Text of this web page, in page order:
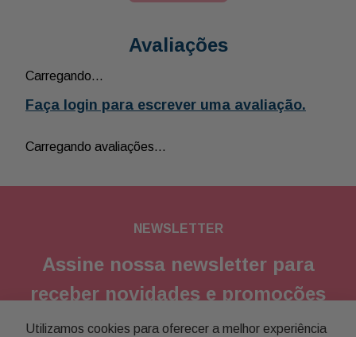
Avaliações
Carregando…
Faça login para escrever uma avaliação.
Carregando avaliações…
NEWSLETTER
Assine nossa newsletter para
receber novidades e promoções
Utilizamos cookies para oferecer a melhor experiência